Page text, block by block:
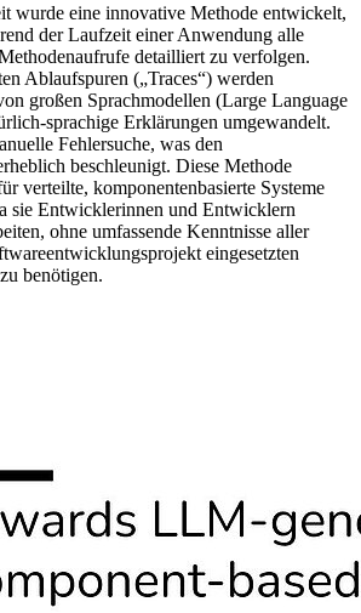
wurde eine innovative Methode entwickelt,
der Laufzeit einer Anwendung alle
detailliert zu verfolgen.
Ablaufspuren („Traces“) werden
großen Sprachmodellen (Large Language
sprachige Erklärungen umgewandelt.
Fehlersuche, was den
beschleunigt. Diese Methode
verteilte, komponentenbasierte Systeme
sie Entwicklerinnen und Entwicklern
ohne umfassende Kenntnisse aller
eingesetzten
benötigen.